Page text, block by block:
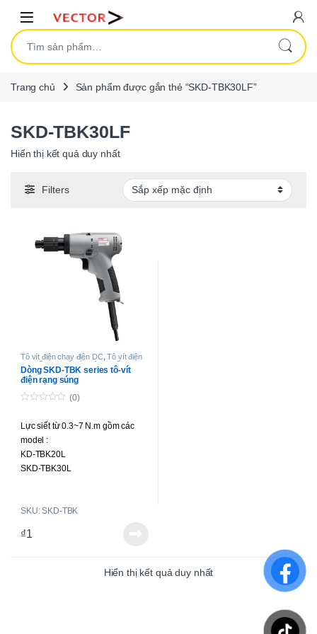
Open
Tìm kiếm:
Trang chủ Sản phẩm được gắn thẻ “SKD-TBK30LF”
SKD-TBK30LF
Hiển thị kết quả duy nhất
Filters
Tô vít điện chạy điện DC,Tô vít điện
lực siết cao
Tô-vít không chổi than
lực siết cao
Dòng SKD-TBK series tô-vít
điện rạng súng
o
f
5
(0)
Lực siết từ 0.3~7 N.m gồm các
model :
KD-TBK20L
SKD-TBK30L
SKD-TBK35LF
SKD-TBK70L
SKU: SKD-TBK
₫1
Hiển thị kết quả duy nhất